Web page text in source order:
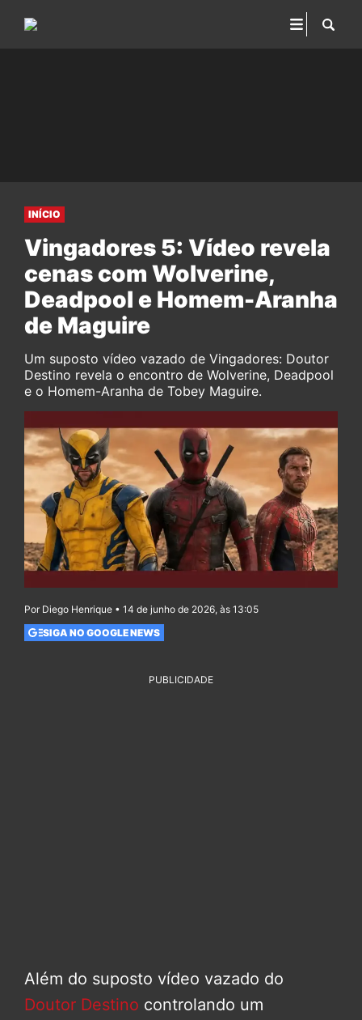
INÍCIO
Vingadores 5: Vídeo revela
cenas com Wolverine,
Deadpool e Homem-Aranha
de Maguire
Um suposto vídeo vazado de Vingadores: Doutor
Destino revela o encontro de Wolverine, Deadpool
e o Homem-Aranha de Tobey Maguire.
Por Diego Henrique • 14 de junho de 2026, às 13:05
SIGA NO GOOGLE NEWS
PUBLICIDADE
Além do suposto vídeo vazado do
Doutor Destino controlando um